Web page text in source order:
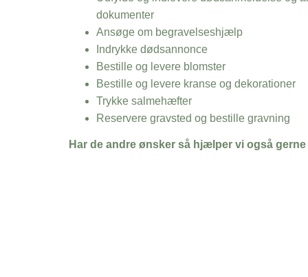
dokumenter
Ansøge om begravelseshjælp
Indrykke dødsannonce
Bestille og levere blomster
Bestille og levere kranse og dekorationer
Trykke salmehæfter
Reservere gravsted og bestille gravning
Har de andre ønsker så hjælper vi også gerne